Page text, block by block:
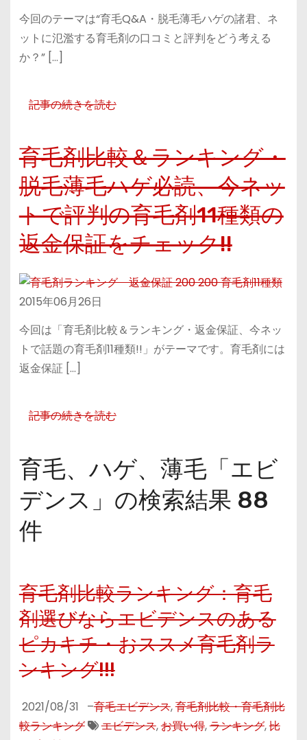
今回のテーマは“育毛Q&A・脱毛薄毛ハゲの諸君、ネ
ットに氾濫する育毛剤の口コミと評判をどう考える
か？” […]
記事の続きを読む
育毛剤比較＆ランキング・
脱毛薄毛ハゲ必読、今ネッ
トで評判の育毛剤11種類の
返金保証をチェック!!
2015年06月26日
今回は「育毛剤比較＆ランキング・返金保証、今ネッ
トで話題の育毛剤11種類!!」がテーマです。育毛剤には
返金保証 […]
記事の続きを読む
育毛、ハゲ、薄毛「エビ
デンス」の検索結果 88
件
育毛剤比較ランキング：育毛
剤選びならエビデンスのある
ピカキチ・おススメ育毛剤ラ
ンキング!!!
2021/08/31 –育毛エビデンス,育毛剤比較・育毛剤比
較ランキング
エビデンス,お買い得,ランキング,比